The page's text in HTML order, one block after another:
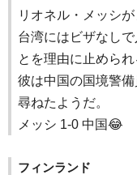
リオネル・メッシ
台湾にはビザなし
とを理由に止められ
彼は中国の国境警
尋ねたようだ。
メッシ 1-0 中国😂
フィンランド